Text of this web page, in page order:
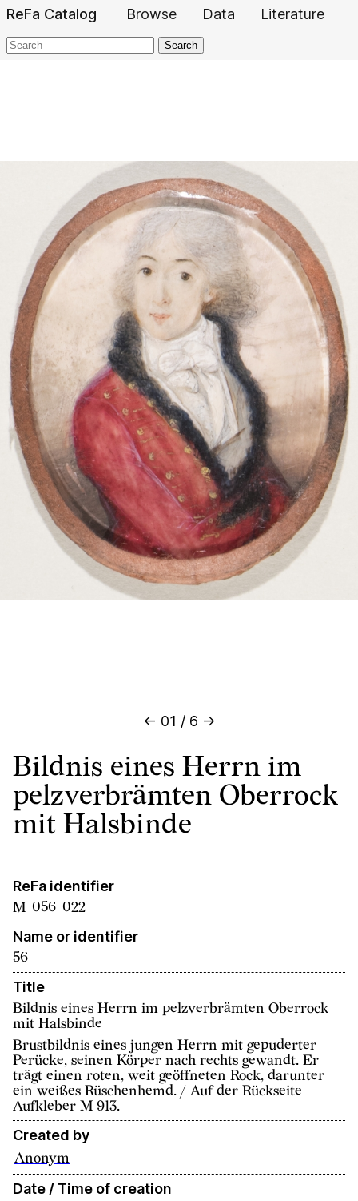
ReFa Catalog Browse Data Literature
Search
Bildnis eines Herrn im
pelzverbrämten Oberrock
mit Halsbinde
ReFa identifier
M_056_022
Name or identifier
56
Title
Bildnis eines Herrn im pelzverbrämten Oberrock
mit Halsbinde
Brustbildnis eines jungen Herrn mit gepuderter
Perücke, seinen Körper nach rechts gewandt. Er
trägt einen roten, weit geöffneten Rock, darunter
ein weißes Rüschenhemd. / Auf der Rückseite
Aufkleber M 913.
Created by
Anonym
Date / Time of creation
← 01 / 6 →